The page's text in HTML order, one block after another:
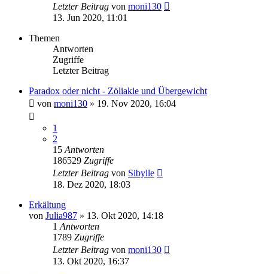
Letzter Beitrag von moni130
13. Jun 2020, 11:01
Themen
Antworten
Zugriffe
Letzter Beitrag
Paradox oder nicht - Zöliakie und Übergewicht
von moni130 » 19. Nov 2020, 16:04
1
2
15 Antworten
186529 Zugriffe
Letzter Beitrag von Sibylle
18. Dez 2020, 18:03
Erkältung
von Julia987 » 13. Okt 2020, 14:18
1 Antworten
1789 Zugriffe
Letzter Beitrag von moni130
13. Okt 2020, 16:37